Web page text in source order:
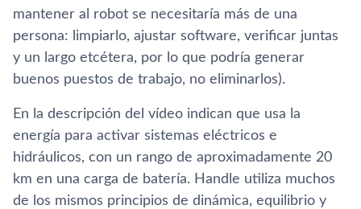
mantener al robot se necesitarí­a más de una
persona: limpiarlo, ajustar software, verificar juntas
y un largo etcétera, por lo que podrí­a generar
buenos puestos de trabajo, no eliminarlos).
En la descripción del ví­deo indican que usa la
energí­a para activar sistemas eléctricos e
hidráulicos, con un rango de aproximadamente 20
km en una carga de baterí­a. Handle utiliza muchos
de los mismos principios de dinámica, equilibrio y